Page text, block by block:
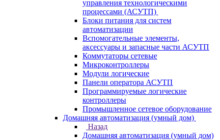
управления технологическими
процессами (АСУТП)
Блоки питания для систем
автоматизации
Вспомогательные элементы,
аксессуары и запасные части АСУТП
Коммутаторы сетевые
Микроконтроллеры
Модули логические
Панели оператора АСУТП
Программируемые логические
контроллеры
Промышленное сетевое оборудование
Домашняя автоматизация (умный дом)
Назад
Домашняя автоматизация (умный дом)